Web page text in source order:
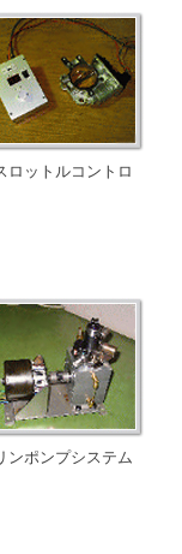
ロットルコントロ
ンポンプシステム